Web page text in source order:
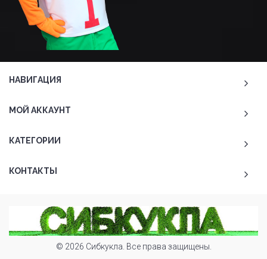
НАВИГАЦИЯ
МОЙ АККАУНТ
КАТЕГОРИИ
КОНТАКТЫ
© 2026 Сибкукла. Все права защищены.